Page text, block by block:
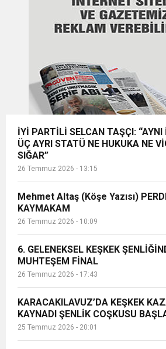
BAYRAMI DEĞİL, MÜCADELE
ÇERKEZKÖY’ÜN CAN
YENİ BAŞKAN ATANDI
17:43 6. GELENEKSEL KEŞKEK
İYİ PARTİLİ SELCAN TAŞÇI: “AYNI
ÜÇ AYRI STATÜ NE HUKUKA NE
SIĞAR”
26 Temmuz 2026 - 13:15
Mehmet Altaş (Köşe Yazısı)
KAYMAKAM
26 Temmuz 2026 - 10:09
6. GELENEKSEL KEŞKEK
MUHTEŞEM FİNAL
26 Temmuz 2026 - 17:43
KARACAKILAVUZ’DA KEŞKEK
KAYNADI ŞENLİK COŞKUSU
25 Temmuz 2026 - 20:01